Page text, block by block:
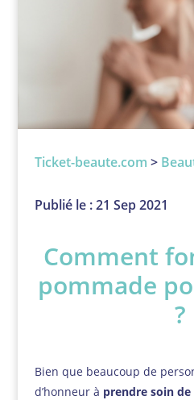
Ticket-beaute.com >
Publié le : 21 Sep 2021
Comment
pommade
?
Bien que beaucoup de
d’honneur à prendre soin de